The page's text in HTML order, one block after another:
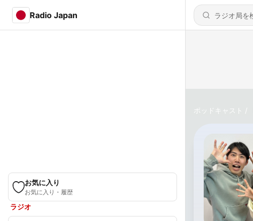
Radio Japan
お気に入り
お気に入り・履歴
ラジオ
ポッドキャスト